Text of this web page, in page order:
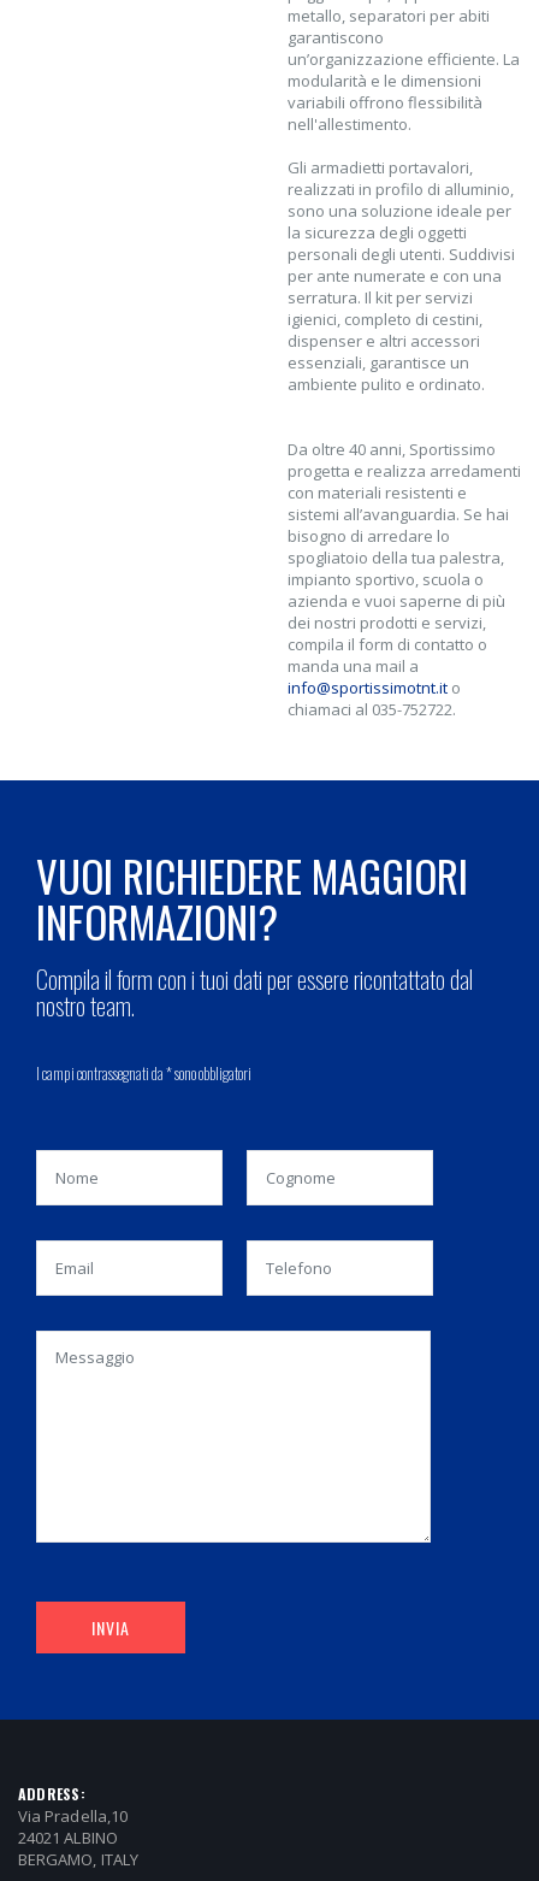
metallo, separatori per abiti
garantiscono
un’organizzazione efficiente. La
modularità e le dimensioni
variabili offrono flessibilità
nell'allestimento.
Gli armadietti portavalori,
realizzati in profilo di alluminio,
sono una soluzione ideale per
la sicurezza degli oggetti
personali degli utenti. Suddivisi
per ante numerate e con una
serratura. Il kit per servizi
igienici, completo di cestini,
dispenser e altri accessori
essenziali, garantisce un
ambiente pulito e ordinato.
Da oltre 40 anni, Sportissimo
progetta e realizza arredamenti
con materiali resistenti e
sistemi all’avanguardia. Se hai
bisogno di arredare lo
spogliatoio della tua palestra,
impianto sportivo, scuola o
azienda e vuoi saperne di più
dei nostri prodotti e servizi,
compila il form di contatto o
manda una mail a
info@sportissimotnt.it o
chiamaci al 035-752722.
VUOI RICHIEDERE MAGGIORI
INFORMAZIONI?
Compila il form con i tuoi dati per essere ricontattato dal
nostro team.
I campi contrassegnati da * sono obbligatori
INVIA
ADDRESS:
Via Pradella,10
24021 ALBINO
BERGAMO, ITALY